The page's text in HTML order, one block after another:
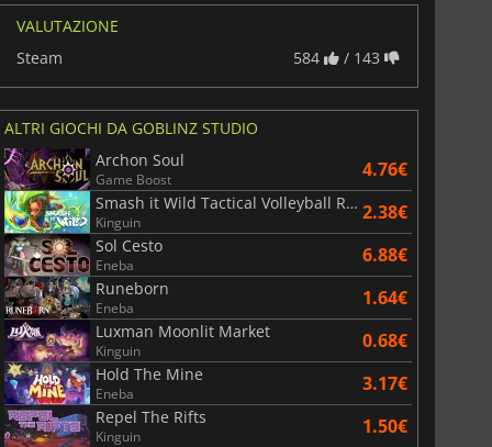
VALUTAZIONE
Steam
584 / 143
ALTRI GIOCHI DA GOBLINZ STUDIO
Archon Soul
Game Boost 4.76€
Smash it Wild Tactical Volleyball Roguelike
Kinguin 2.38€
Sol Cesto
Eneba 6.88€
Runeborn
Eneba 1.64€
Luxman Moonlit Market
Kinguin 0.68€
Hold The Mine
Eneba 3.17€
Repel The Rifts
Kinguin 1.50€